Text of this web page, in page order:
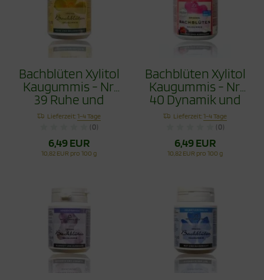
Bachblüten Xylitol
Kaugummis - Nr.
39 Ruhe und
Gelassenheit 60g
Lieferzeit:1-4 Tage
(0)
6,49 EUR
10,82 EUR pro 100 g
Bachblüten Xylitol
Kaugummis - Nr.
40 Dynamik und
Ausdauer 60g
Lieferzeit:1-4 Tage
(0)
6,49 EUR
10,82 EUR pro 100 g